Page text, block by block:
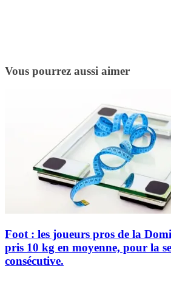
Vous pourrez aussi aimer
Foot : les joueurs pros de la
pris 10 kg en moyenne, pour la
consécutive.